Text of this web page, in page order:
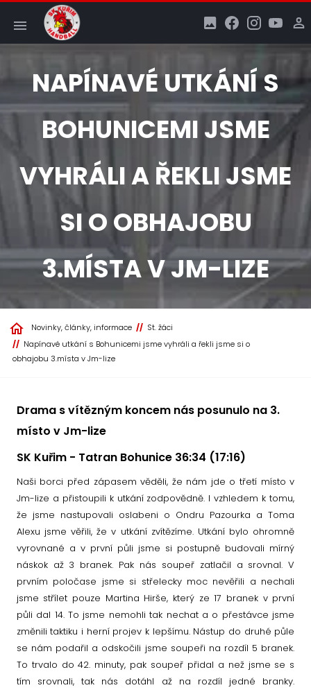
NAPÍNAVÉ UTKÁNÍ S
BOHUNICEMI JSME
VYHRÁLI A ŘEKLI JSME
SI O OBHAJOBU
3.MÍSTA V JM-LIZE
Novinky, články, informace
St. žáci
Napínavé utkání s Bohunicemi jsme vyhráli a řekli jsme si o
obhajobu 3.místa v Jm-lize
Drama s vítězným koncem nás posunulo na 3.
místo v Jm-lize
SK Kuřim - Tatran Bohunice 36:34 (17:16)
Naši borci před zápasem věděli, že nám jde o třetí místo v
Jm-lize a přistoupili k utkání zodpovědně. I vzhledem k tomu,
že jsme nastupovali oslabeni o Ondru Pazourka a Toma
Alexu jsme věřili, že v utkání zvítězíme. Utkání bylo ohromně
vyrovnané a v první půli jsme si postupně budovali mírný
náskok až 3 branek. Pak nás soupeř zatlačil a srovnal. V
prvním poločase jsme si střelecky moc nevěřili a nechali
jsme střílet pouze Martina Hirše, který ze 17 branek v první
půli dal 14. To jsme nemohli tak nechat a o přestávce jsme
změnili taktiku i herní projev k lepšímu. Nástup do druhé půle
se nám podařil a odskočili jsme soupeři na rozdíl 5 branek.
To trvalo do 42. minuty, pak soupeř přidal a než jsme se s
tím srovnali, tak nás dotáhl až na rozdíl jedné branky.